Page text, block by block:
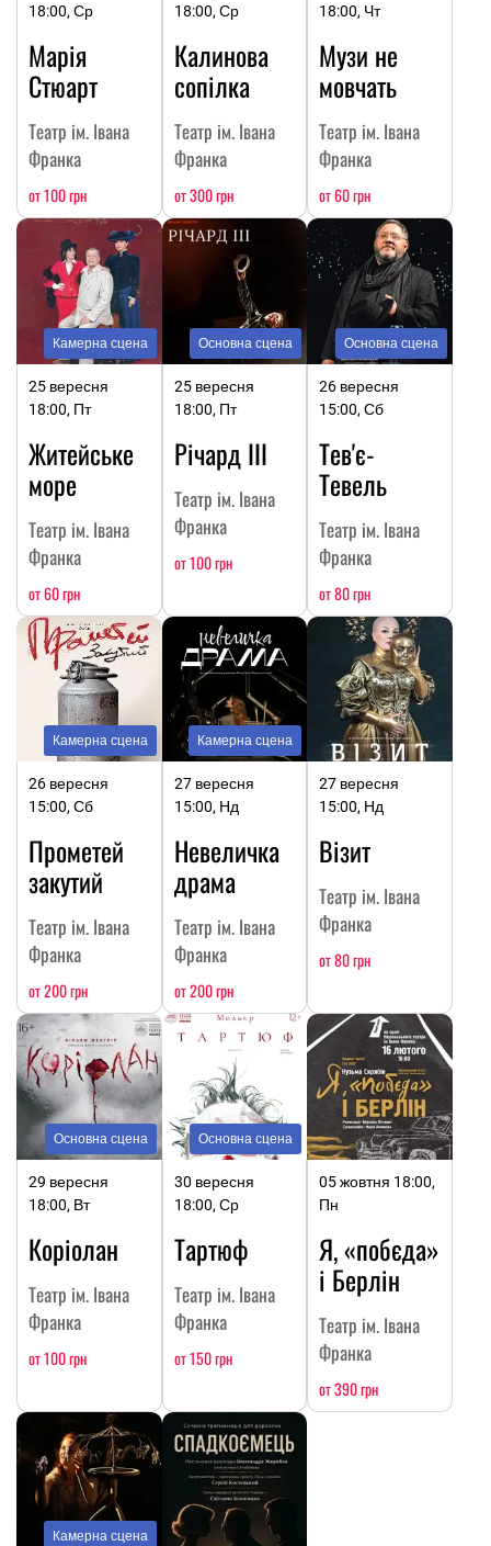
18:00, Ср
Марія
Стюарт
Театр ім. Івана
Франка
от 100 грн
18:00, Ср
Калинова
сопілка
Театр ім. Івана
Франка
от 300 грн
18:00, Чт
Музи не
мовчать
Театр ім. Івана
Франка
от 60 грн
Камерна сцена
25 вересня
18:00, Пт
Житейське
море
Театр ім. Івана
Франка
от 60 грн
Основна сцена
25 вересня
18:00, Пт
Річард ІІІ
Театр ім. Івана
Франка
от 100 грн
Основна сцена
26 вересня
15:00, Сб
Тев'є-
Тевель
Театр ім. Івана
Франка
от 80 грн
Камерна сцена
26 вересня
15:00, Сб
Прометей
закутий
Театр ім. Івана
Франка
от 200 грн
Камерна сцена
27 вересня
15:00, Нд
Невеличка
драма
Театр ім. Івана
Франка
от 200 грн
27 вересня
15:00, Нд
Візит
Театр ім. Івана
Франка
от 80 грн
Основна сцена
29 вересня
18:00, Вт
Коріолан
Театр ім. Івана
Франка
от 100 грн
Основна сцена
30 вересня
18:00, Ср
Тартюф
Театр ім. Івана
Франка
от 150 грн
05 жовтня 18:00,
Пн
Я, «побєда»
і Берлін
Театр ім. Івана
Франка
от 390 грн
Камерна сцена